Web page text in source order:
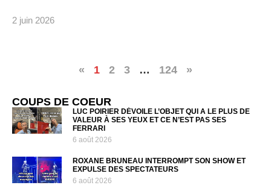
2 juin 2026
« 1 2 3 … 124 »
COUPS DE COEUR
LUC POIRIER DÉVOILE L’OBJET QUI A LE PLUS DE
VALEUR À SES YEUX ET CE N’EST PAS SES
FERRARI
6 août 2026
ROXANE BRUNEAU INTERROMPT SON SHOW ET
EXPULSE DES SPECTATEURS
6 août 2026